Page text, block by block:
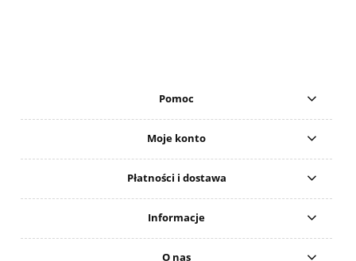
Pomoc
Moje konto
Płatności i dostawa
Informacje
O nas